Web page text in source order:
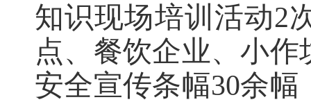
知识现场培训活动2
点、餐饮企业、小
安全宣传条幅30余幅